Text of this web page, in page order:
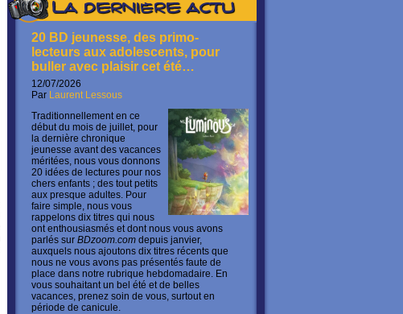
La dernière actu
20 BD jeunesse, des primo-
lecteurs aux adolescents, pour
buller avec plaisir cet été…
12/07/2026
Par Laurent Lessous
Traditionnellement en ce
début du mois de juillet, pour
la dernière chronique
jeunesse avant des vacances
méritées, nous vous donnons
20 idées de lectures pour nos
chers enfants ; des tout petits
aux presque adultes. Pour
faire simple, nous vous
rappelons dix titres qui nous
ont enthousiasmés et dont nous vous avons
parlés sur BDzoom.com depuis janvier,
auxquels nous ajoutons dix titres récents que
nous ne vous avons pas présentés faute de
place dans notre rubrique hebdomadaire. En
vous souhaitant un bel été et de belles
vacances, prenez soin de vous, surtout en
période de canicule.